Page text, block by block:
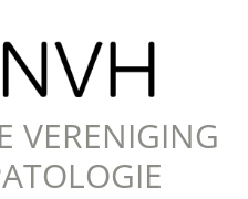
VERENIGING